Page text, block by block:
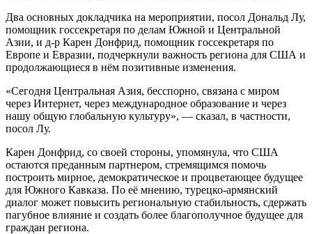
Два основных докладчика на мероприятии, посол Дональд Лу,
помощник госсекретаря по делам Южной и Центральной
Азии, и д-р Карен Донфрид, помощник госсекретаря по
Европе и Евразии, подчеркнули важность региона для США и
продолжающиеся в нём позитивные изменения.
«Сегодня Центральная Азия, бесспорно, связана с миром
через Интернет, через международное образование и через
нашу общую глобальную культуру», — сказал, в частности,
посол Лу.
Карен Донфрид, со своей стороны, упомянула, что США
остаются преданным партнером, стремящимся помочь
построить мирное, демократическое и процветающее будущее
для Южного Кавказа. По её мнению, турецко-армянский
диалог может повысить региональную стабильность, сдержать
пагубное влияние и создать более благополучное будущее для
граждан региона.